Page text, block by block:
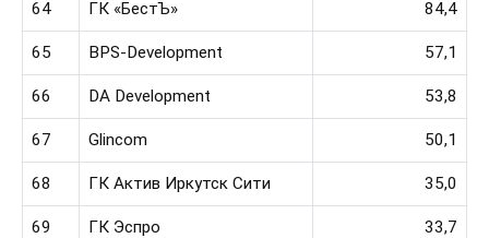
64 ГК «БестЪ» 84,4
65 BPS-Development 57,1
66 DA Development 53,8
67 Glincom 50,1
68 ГК Актив Иркутск Сити 35,0
69 ГК Эспро 33,7